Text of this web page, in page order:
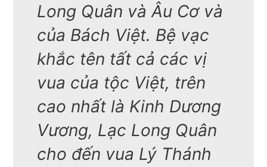
Long Quân và Âu Cơ và
của Bách Việt. Bệ vạc
khắc tên tất cả các vị
vua của tộc Việt, trên
cao nhất là Kinh Dương
Vương, Lạc Long Quân
cho đến vua Lý Thánh